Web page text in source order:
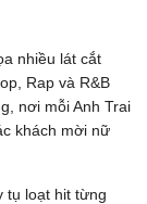
nhiều lát cắt
Rap và R&B
nơi mỗi Anh Trai
khách mời nữ
tụ loạt hit từng